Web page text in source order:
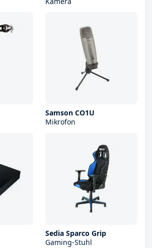
Samson CO1U
Mikrofon
Sedia Sparco Grip
Gaming-Stuhl